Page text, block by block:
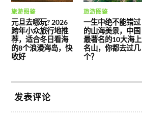
旅游图鉴
元旦去哪玩? 2026
跨年小众旅行地推
荐，适合冬日看海
的8个浪漫海岛，快
收好
旅游图鉴
一生中绝不能错过
的山海美景，中国
最著名的10大海上
名山，你都去过几
个？
发表评论